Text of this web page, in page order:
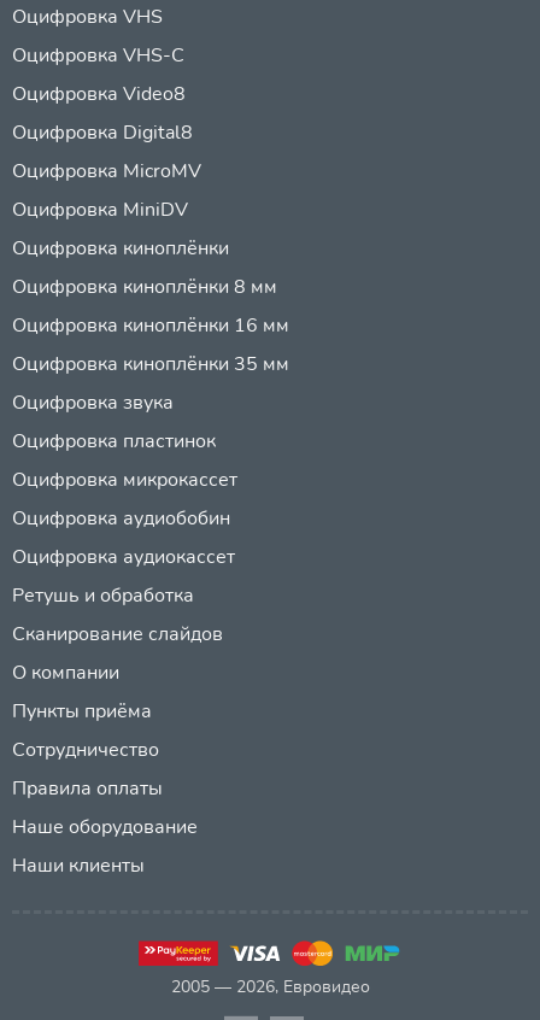
Оцифровка VHS
Оцифровка VHS-C
Оцифровка Video8
Оцифровка Digital8
Оцифровка MicroMV
Оцифровка MiniDV
Оцифровка киноплёнки
Оцифровка киноплёнки 8 мм
Оцифровка киноплёнки 16 мм
Оцифровка киноплёнки 35 мм
Оцифровка звука
Оцифровка пластинок
Оцифровка микрокассет
Оцифровка аудиобобин
Оцифровка аудиокассет
Ретушь и обработка
Сканирование слайдов
О компании
Пункты приёма
Сотрудничество
Правила оплаты
Наше оборудование
Наши клиенты
2005 — 2026, Евровидео